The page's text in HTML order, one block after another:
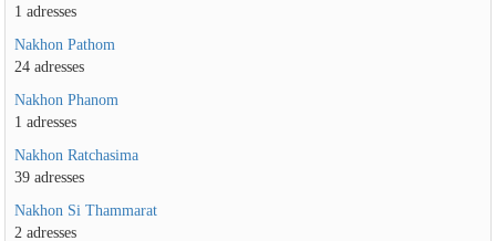
1 adresses
Nakhon Pathom
24 adresses
Nakhon Phanom
1 adresses
Nakhon Ratchasima
39 adresses
Nakhon Si Thammarat
2 adresses